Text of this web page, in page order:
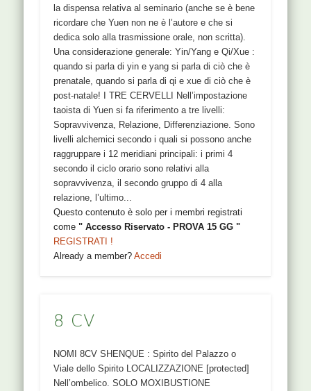
la dispensa relativa al seminario (anche se è bene
ricordare che Yuen non ne è l’autore e che si
dedica solo alla trasmissione orale, non scritta).
Una considerazione generale: Yin/Yang e Qi/Xue :
quando si parla di yin e yang si parla di ciò che è
prenatale, quando si parla di qi e xue di ciò che è
post-natale! I TRE CERVELLI Nell’impostazione
taoista di Yuen si fa riferimento a tre livelli:
Sopravvivenza, Relazione, Differenziazione. Sono
livelli alchemici secondo i quali si possono anche
raggruppare i 12 meridiani principali: i primi 4
secondo il ciclo orario sono relativi alla
sopravvivenza, il secondo gruppo di 4 alla
relazione, l’ultimo...
Questo contenuto è solo per i membri registrati
come" Accesso Riservato - PROVA 15 GG "
REGISTRATI !
Already a member?Accedi
8 CV
NOMI 8CV SHENQUE : Spirito del Palazzo o
Viale dello Spirito LOCALIZZAZIONE [protected]
Nell’ombelico. SOLO MOXIBUSTIONE